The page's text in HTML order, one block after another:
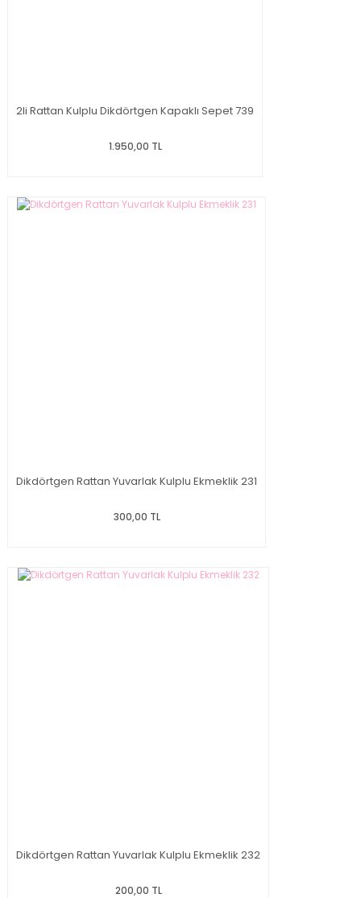
2li Rattan Kulplu Dikdörtgen Kapaklı Sepet 739
1.950,00 TL
Dikdörtgen Rattan Yuvarlak Kulplu Ekmeklik 231
300,00 TL
Dikdörtgen Rattan Yuvarlak Kulplu Ekmeklik 232
200,00 TL